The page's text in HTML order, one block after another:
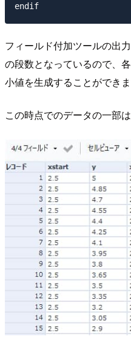
フィールド付加ツールの出
の段数となっているので、
小値を生成することができま
この時点でのデータの一部